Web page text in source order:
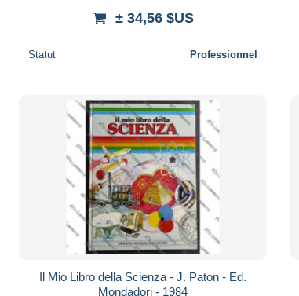
± 34,56 $US
Statut Professionnel
Il Mio Libro della Scienza - J. Paton - Ed.
Mondadori - 1984